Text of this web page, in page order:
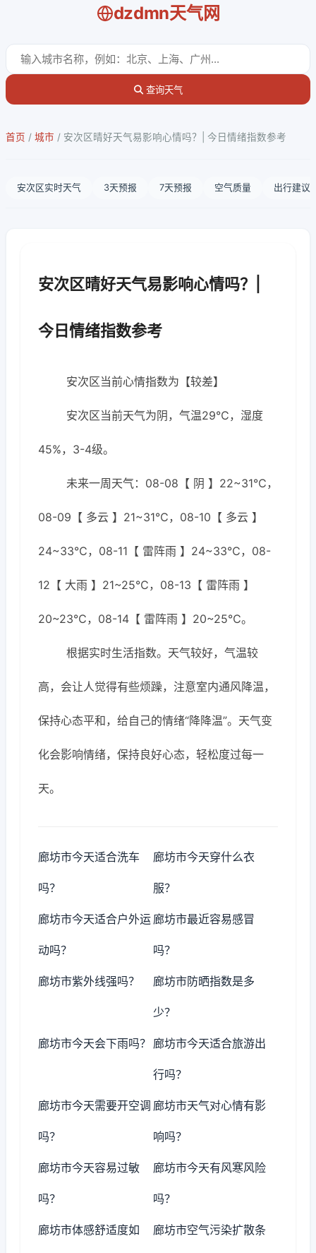
dzdmn天气网
查询天气
首页 / 城市 / 安次区晴好天气易影响心情吗？| 今日情绪指数参考
安次区实时天气 3天预报 7天预报 空气质量 出行建议
安次区晴好天气易影响心情吗？|
今日情绪指数参考
安次区当前心情指数为【较差】
安次区当前天气为阴，气温29℃，湿度
45%，3-4级。
未来一周天气：08-08【 阴 】22~31℃，
08-09【 多云 】21~31℃，08-10【 多云 】
24~33℃，08-11【 雷阵雨 】24~33℃，08-
12【 大雨 】21~25℃，08-13【 雷阵雨 】
20~23℃，08-14【 雷阵雨 】20~25℃。
根据实时生活指数。天气较好，气温较
高，会让人觉得有些烦躁，注意室内通风降温，
保持心态平和，给自己的情绪“降降温”。天气变
化会影响情绪，保持良好心态，轻松度过每一
天。
廊坊市今天适合洗车
吗？
廊坊市今天穿什么衣
服？
廊坊市今天适合户外运
动吗？
廊坊市最近容易感冒
吗？
廊坊市紫外线强吗？ 廊坊市防晒指数是多
少？
廊坊市今天会下雨吗？ 廊坊市今天适合旅游出
行吗？
廊坊市今天需要开空调
吗？
廊坊市天气对心情有影
响吗？
廊坊市今天容易过敏
吗？
廊坊市今天有风寒风险
吗？
廊坊市体感舒适度如 廊坊市空气污染扩散条